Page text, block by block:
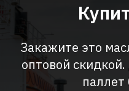
Закажите это
оптовой
паллет